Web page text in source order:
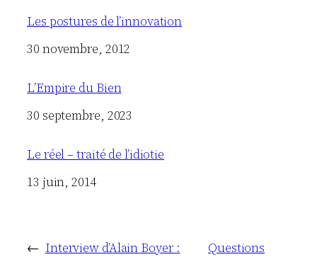
Les postures de l’innovation
Date
30 novembre, 2012
L’Empire du Bien
Date
30 septembre, 2023
Le réel – traité de l’idiotie
Date
13 juin, 2014
← Interview d’Alain Boyer :
Questions